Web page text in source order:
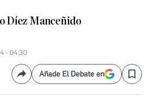
Díez Manceñido
- 04:30
CompartirAñade El Debate en Save